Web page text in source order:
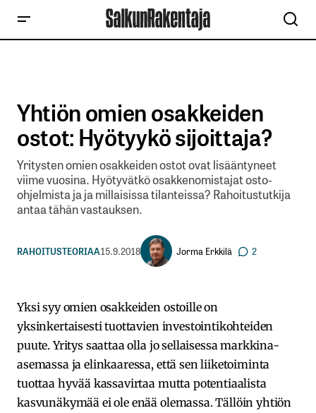
Yhtiön omien osakkeiden
ostot: Hyötyykö sijoittaja?
Yritysten omien osakkeiden ostot ovat lisääntyneet
viime vuosina. Hyötyvätkö osakkenomistajat osto-
ohjelmista ja ja millaisissa tilanteissa? Rahoitustutkija
antaa tähän vastauksen.
RAHOITUSTEORIAA15.9.2018 Jorma Erkkilä 2
Yksi syy omien osakkeiden ostoille on
yksinkertaisesti tuottavien investointikohteiden
puute. Yritys saattaa olla jo sellaisessa markkina-
asemassa ja elinkaaressa, että sen liiketoiminta
tuottaa hyvää kassavirtaa mutta potentiaalista
kasvunäkymää ei ole enää olemassa. Tällöin yhtiön